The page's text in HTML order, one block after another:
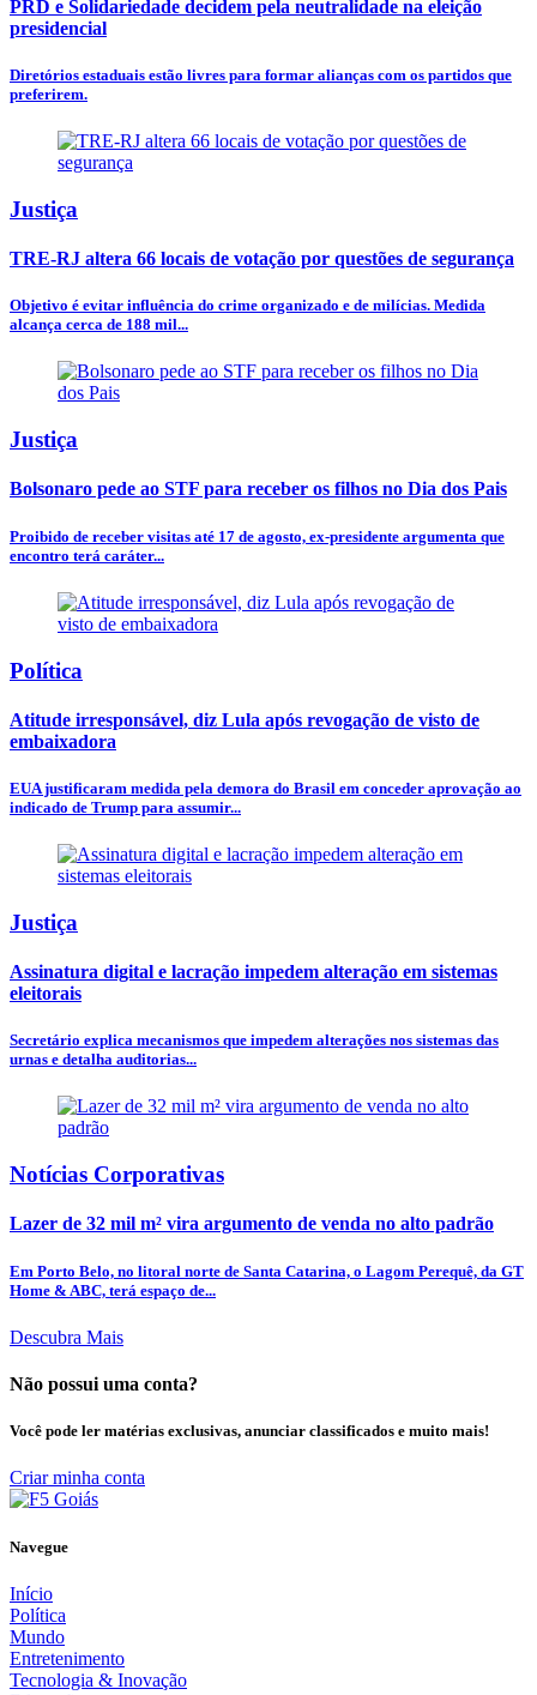
PRD e Solidariedade decidem pela neutralidade na eleição
presidencial
Diretórios estaduais estão livres para formar alianças com os partidos que
preferirem.
Justiça
TRE-RJ altera 66 locais de votação por questões de segurança
Objetivo é evitar influência do crime organizado e de milícias. Medida
alcança cerca de 188 mil...
Justiça
Bolsonaro pede ao STF para receber os filhos no Dia dos Pais
Proibido de receber visitas até 17 de agosto, ex-presidente argumenta que
encontro terá caráter...
Política
Atitude irresponsável, diz Lula após revogação de visto de
embaixadora
EUA justificaram medida pela demora do Brasil em conceder aprovação ao
indicado de Trump para assumir...
Justiça
Assinatura digital e lacração impedem alteração em sistemas
eleitorais
Secretário explica mecanismos que impedem alterações nos sistemas das
urnas e detalha auditorias...
Notícias Corporativas
Lazer de 32 mil m² vira argumento de venda no alto padrão
Em Porto Belo, no litoral norte de Santa Catarina, o Lagom Perequê, da GT
Home & ABC, terá espaço de...
Descubra Mais
Não possui uma conta?
Você pode ler matérias exclusivas, anunciar classificados e muito mais!
Criar minha conta
Navegue
Início
Política
Mundo
Entretenimento
Tecnologia & Inovação